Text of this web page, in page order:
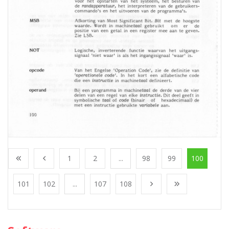
1 2 ... 98 99 100
101 102 ... 107 108